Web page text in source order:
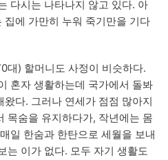
다시는 나타나지 않고 있다. 아
에 가만히 누워 죽기만을 기다
대) 할머니도 사정이 비슷하다.
혼자 생활하는데 국가에서 돌봐
다. 그러나 연세가 점점 많아지
목숨을 유지하다가, 작년에는 몸
일 한숨과 한탄으로 세월을 보내
는 이가 없다. 모두 자기 생활도